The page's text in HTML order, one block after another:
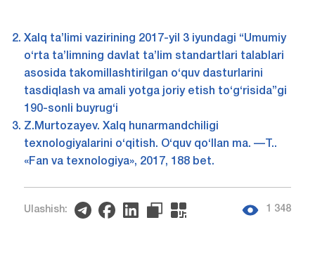
Xalq ta’limi vazirining 2017-yil 3 iyundagi “Umumiy
o‘rta ta’limning davlat ta’lim standartlari talablari
asosida takomillashtirilgan o‘quv dasturlarini
tasdiqlash va amali yotga joriy etish to‘g‘risida”gi
190-sonli buyrug‘i
Z.Murtozayev. Xalq hunarmandchiligi
texnologiyalarini o‘qitish. O‘quv qo‘llan ma. —T..
«Fan va texnologiya», 2017, 188 bet.
Ulashish: 1 348